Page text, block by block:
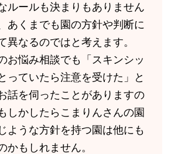
ルールも決まりもありません
あくまでも園の方針や判断に
異なるのではと考えます。
お悩み相談でも「スキンシッ
っていたら注意を受けた」と
話を伺ったことがありますの
しかしたらこまりんさんの園
ような方針を持つ園は他にも
かもしれません。